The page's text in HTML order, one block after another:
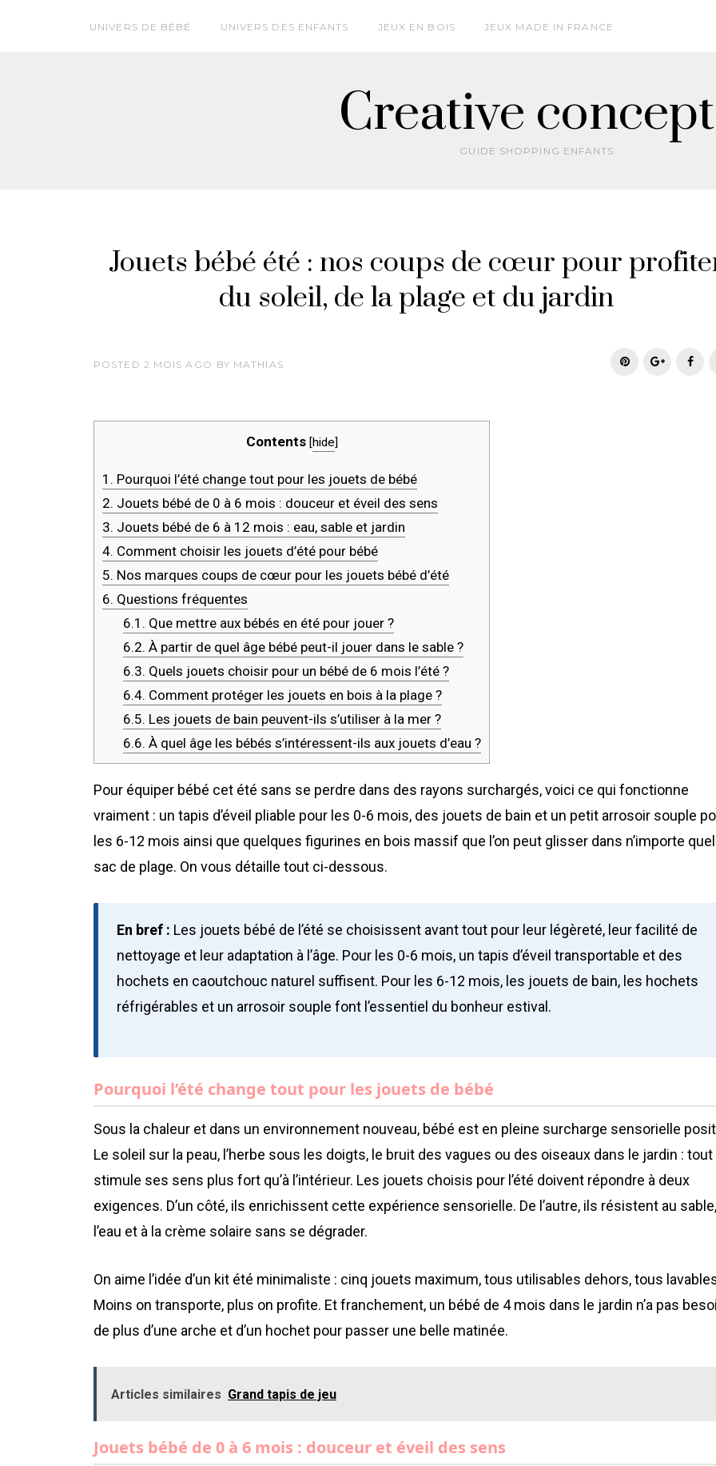
UNIVERS DE BÉBÉ UNIVERS DES ENFANTS JEUX EN BOIS JEUX MADE IN FRANCE
Creative
GUIDE SHOPPING ENFANTS
Jouets bébé été : nos coups de cœur pour
du soleil, de la plage et du jardin
POSTED 2 MOIS AGO BY MATHIAS
Contents [hide]
1. Pourquoi l’été change tout pour les jouets de bébé
2. Jouets bébé de 0 à 6 mois : douceur et éveil des sens
3. Jouets bébé de 6 à 12 mois : eau, sable et jardin
4. Comment choisir les jouets d’été pour bébé
5. Nos marques coups de cœur pour les jouets bébé d’été
6. Questions fréquentes
6.1. Que mettre aux bébés en été pour jouer ?
6.2. À partir de quel âge bébé peut-il jouer dans le sable ?
6.3. Quels jouets choisir pour un bébé de 6 mois l’été ?
6.4. Comment protéger les jouets en bois à la plage ?
6.5. Les jouets de bain peuvent-ils s’utiliser à la mer ?
6.6. À quel âge les bébés s’intéressent-ils aux jouets d’eau ?
Pour équiper bébé cet été sans se perdre dans des rayons surchargés, voici ce qui fonctionne
vraiment : un tapis d’éveil pliable pour les 0-6 mois, des jouets de bain et un petit arrosoir souple
les 6-12 mois ainsi que quelques figurines en bois massif que l’on peut glisser dans n’importe quel
sac de plage. On vous détaille tout ci-dessous.
En bref : Les jouets bébé de l’été se choisissent avant tout pour leur légèreté, leur facilité de
nettoyage et leur adaptation à l’âge. Pour les 0-6 mois, un tapis d’éveil transportable et des
hochets en caoutchouc naturel suffisent. Pour les 6-12 mois, les jouets de bain, les hochets
réfrigérables et un arrosoir souple font l’essentiel du bonheur estival.
Pourquoi l’été change tout pour les jouets de bébé
Sous la chaleur et dans un environnement nouveau, bébé est en pleine surcharge sensorielle
Le soleil sur la peau, l’herbe sous les doigts, le bruit des vagues ou des oiseaux dans le jardin : tout
stimule ses sens plus fort qu’à l’intérieur. Les jouets choisis pour l’été doivent répondre à deux
exigences. D’un côté, ils enrichissent cette expérience sensorielle. De l’autre, ils résistent au
l’eau et à la crème solaire sans se dégrader.
On aime l’idée d’un kit été minimaliste : cinq jouets maximum, tous utilisables dehors, tous
Moins on transporte, plus on profite. Et franchement, un bébé de 4 mois dans le jardin n’a pas
de plus d’une arche et d’un hochet pour passer une belle matinée.
Articles similaires Grand tapis de jeu
Jouets bébé de 0 à 6 mois : douceur et éveil des sens